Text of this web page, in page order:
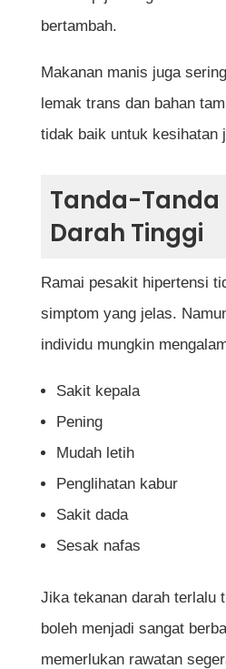
bertambah.
Makanan manis juga
lemak trans dan bahan
tidak baik untuk kesihatan
Tanda-Tanda
Darah Tinggi
Ramai pesakit hipertensi
simptom yang jelas.
individu mungkin
Sakit kepala
Pening
Mudah letih
Penglihatan kabur
Sakit dada
Sesak nafas
Jika tekanan darah terlalu
boleh menjadi sangat
memerlukan rawatan